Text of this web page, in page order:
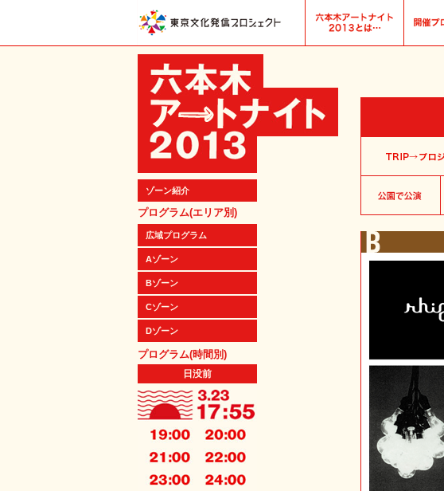
ゾーン紹介
プログラム(エリア別)
広域プログラム
Aゾーン
Bゾーン
Cゾーン
Dゾーン
プログラム(時間別)
日没前